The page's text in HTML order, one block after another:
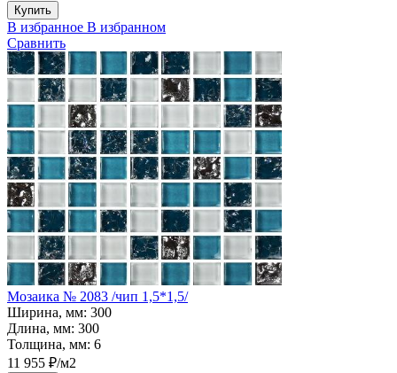
Купить
В избранное В избранном
Сравнить
Мозаика № 2083 /чип 1,5*1,5/
Ширина, мм: 300
Длина, мм: 300
Толщина, мм: 6
11 955 ₽/м2